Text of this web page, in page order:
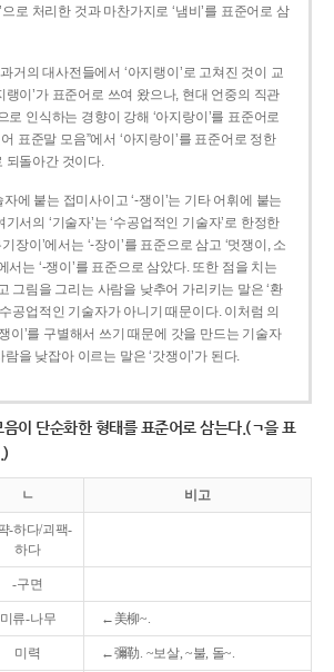
으로 처리한 것과 마찬가지로 ‘냄비’를 표준어로 삼
과거의 대사전들에서 ‘아지랭이’로 고쳐진 것이 교
랭이’가 표준어로 쓰여 왔으나, 현대 언중의 직관
로 인식하는 경향이 강해 ‘아지랑이’를 표준어로
표준말 모음”에서 ‘아지랑이’를 표준어로 정한
되돌아간 것이다.
자에 붙는 접미사이고 ‘-쟁이’는 기타 어휘에 붙는
서의 ‘기술자’는 ‘수공업적인 기술자’로 한정한
장이’에서는 ‘-장이’를 표준으로 삼고 ‘멋쟁이, 소
서는 ‘-쟁이’를 표준으로 삼았다. 또한 점을 치는
그림을 그리는 사람을 낮추어 가리키는 말은 ‘환
공업적인 기술자가 아니기 때문이다. 이처럼 의
쟁이’를 구별해서 쓰기 때문에 갓을 만드는 기술자
람을 낮잡아 이르는 말은 ‘갓쟁이’가 된다.
음이 단순화한 형태를 표준어로 삼는다.(ㄱ을 표
ㄴ 비고
-하다/괴팩-
하다
-구면
미류-나무 ←美柳~.
미력 ←彌勒. ~보살, ~불, 돌~.